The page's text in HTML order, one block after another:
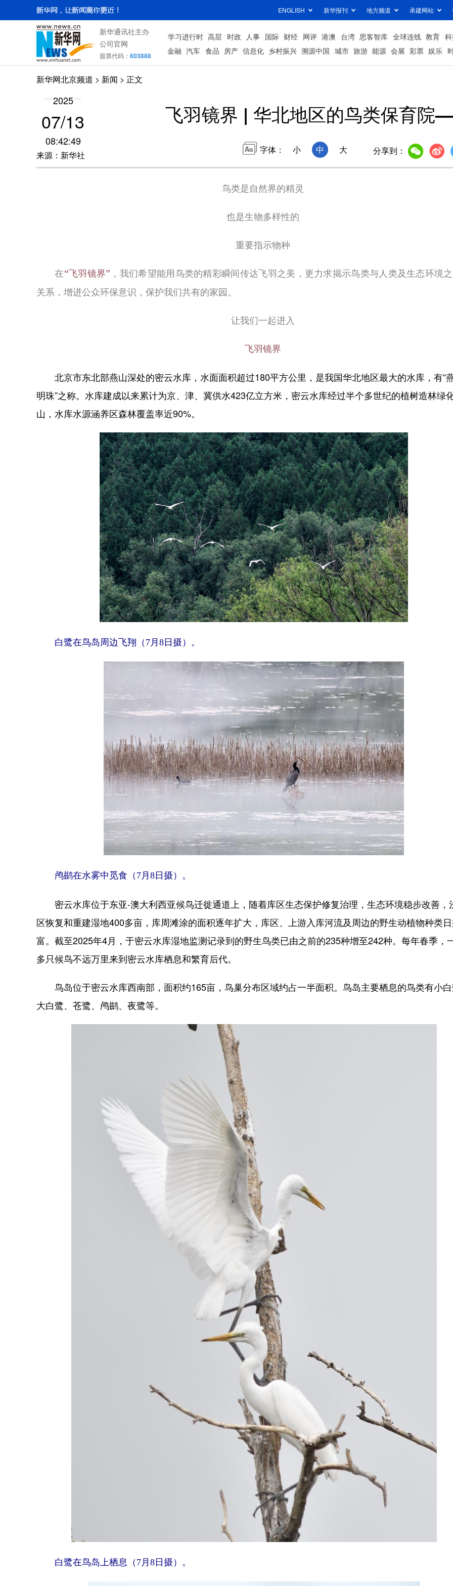
ENGLISH 新华报刊 地方频道 承建网站
新华通讯社主办
公司官网
股票代码： 603888
学习进行时 高层 时政 人事 国际 财经 网评 港澳 台湾 思客智库 全球连线 教育
金融 汽车 食品 房产 信息化 乡村振兴 溯源中国 城市 旅游 能源 会展 彩票 娱乐
新华网北京频道 > 新闻 > 正文
2025
07/13
08:42:49
来源：新华社
飞羽镜界 | 华北地区的鸟类保育
字体： 小 中 大 分享到：
鸟类是自然界的精灵
也是生物多样性的
重要指示物种
在“飞羽镜界” ，我们希望能用鸟类的精彩瞬间传达飞羽之美，更力求揭示鸟类与人类及生态环境
关系，增进公众环保意识，保护我们共有的家园。
让我们一起进入
飞羽镜界
北京市东北部燕山深处的密云水库，水面面积超过180平方公里，是我国华北地区最大的水库，有“
明珠”之称。水库建成以来累计为京、津、冀供水423亿立方米，密云水库经过半个多世纪的植树造林绿
山，水库水源涵养区森林覆盖率近90%。
白鹭在鸟岛周边飞翔（7月8日摄）。
鸬鹚在水雾中觅食（7月8日摄）。
密云水库位于东亚-澳大利西亚候鸟迁徙通道上，随着库区生态保护修复治理，生态环境稳步改善，
区恢复和重建湿地400多亩，库周滩涂的面积逐年扩大，库区、上游入库河流及周边的野生动植物种类
富。截至2025年4月，于密云水库湿地监测记录到的野生鸟类已由之前的235种增至242种。每年春季，
多只候鸟不远万里来到密云水库栖息和繁育后代。
鸟岛位于密云水库西南部，面积约165亩，鸟巢分布区域约占一半面积。鸟岛主要栖息的鸟类有小白
大白鹭、苍鹭、鸬鹚、夜鹭等。
白鹭在鸟岛上栖息（7月8日摄）。